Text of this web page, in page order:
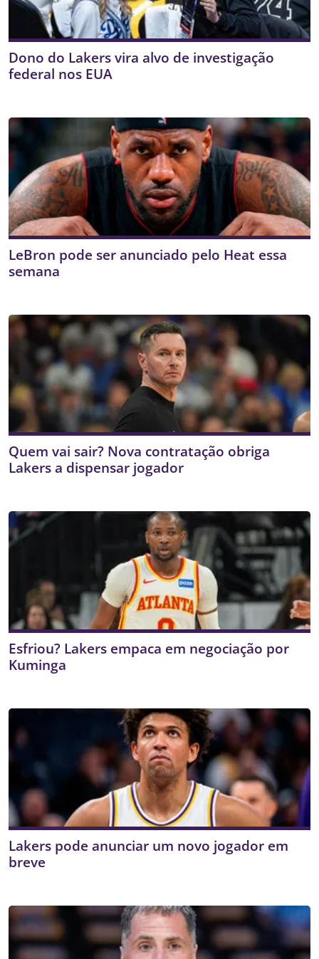
Dono do Lakers vira alvo de investigação
federal nos EUA
LeBron pode ser anunciado pelo Heat essa
semana
Quem vai sair? Nova contratação obriga
Lakers a dispensar jogador
Esfriou? Lakers empaca em negociação por
Kuminga
Lakers pode anunciar um novo jogador em
breve